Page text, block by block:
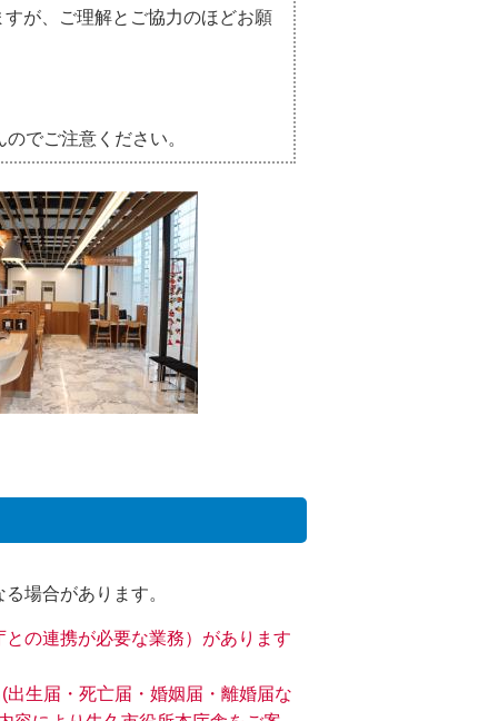
すが、ご理解とご協力のほどお願
でご注意ください。
場合があります。
の連携が必要な業務）があります
生届・死亡届・婚姻届・離婚届な